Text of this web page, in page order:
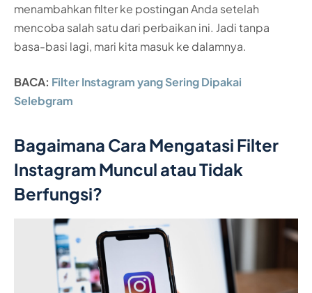
menambahkan filter ke postingan Anda setelah
mencoba salah satu dari perbaikan ini. Jadi tanpa
basa-basi lagi, mari kita masuk ke dalamnya.
BACA: Filter Instagram yang Sering Dipakai
Selebgram
Bagaimana Cara Mengatasi Filter
Instagram Muncul atau Tidak
Berfungsi?